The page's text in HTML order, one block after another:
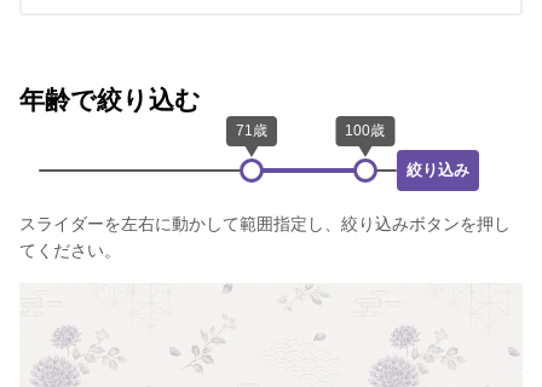
年齢で絞り込む
絞り込み
スライダーを左右に動かして範囲指定し、絞り込みボタンを押し
てください。